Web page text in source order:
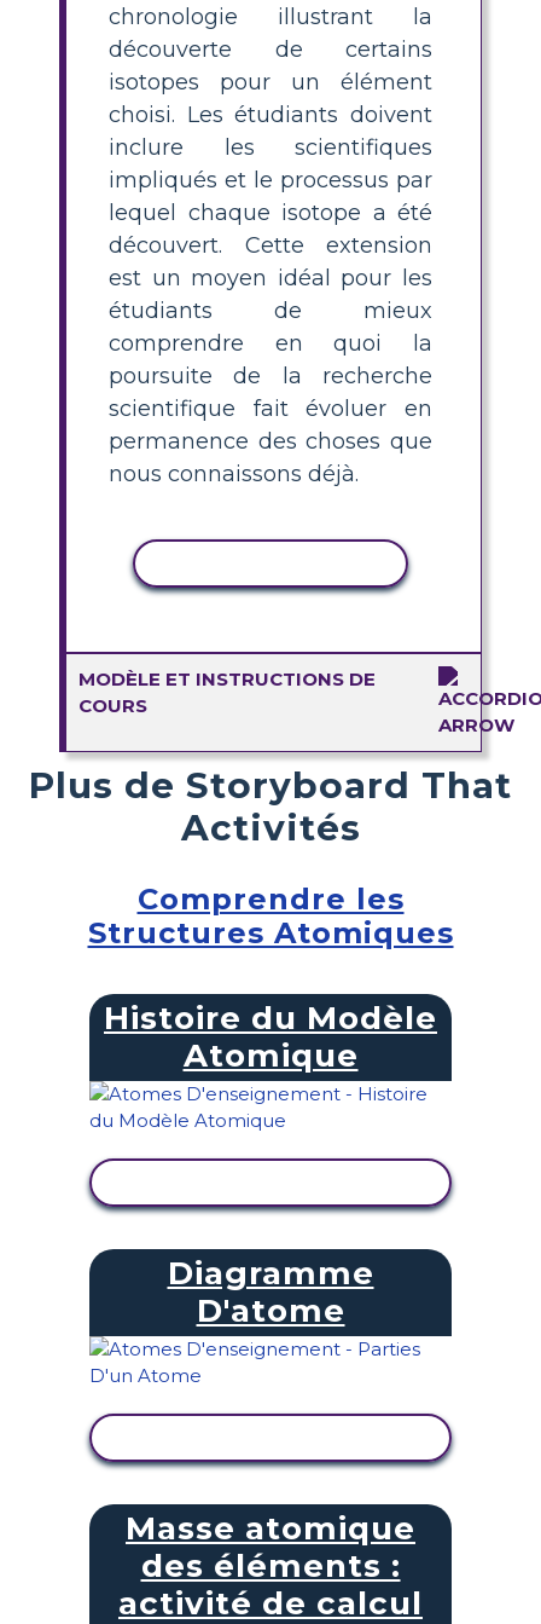
chronologie illustrant la
découverte de certains
isotopes pour un élément
choisi. Les étudiants doivent
inclure les scientifiques
impliqués et le processus par
lequel chaque isotope a été
découvert. Cette extension
est un moyen idéal pour les
étudiants de mieux
comprendre en quoi la
poursuite de la recherche
scientifique fait évoluer en
permanence des choses que
nous connaissons déjà.
MODÈLE ET INSTRUCTIONS DE
COURS
Plus de Storyboard That
Activités
Comprendre les
Structures Atomiques
Histoire du Modèle
Atomique
Diagramme
D'atome
Masse atomique
des éléments :
activité de calcul